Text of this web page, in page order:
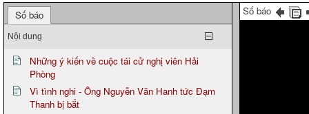
Số báo
Nội dung
Những ý kiến về cuộc tái cử nghị viên Hải
Phòng
Vì tình nghi - Ông Nguyễn Văn Hanh tức Đạm
Thanh bị bắt
Số báo